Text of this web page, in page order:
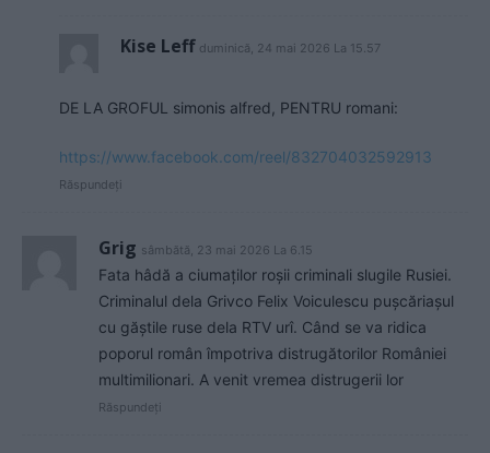
Kise Leff duminică, 24 mai 2026 La 15.57
DE LA GROFUL simonis alfred, PENTRU romani:
https://www.facebook.com/reel/832704032592913
Răspundeți
Grig sâmbătă, 23 mai 2026 La 6.15
Fata hâdă a ciumaților roșii criminali slugile Rusiei.
Criminalul dela Grivco Felix Voiculescu pușcăriașul
cu găștile ruse dela RTV urî. Când se va ridica
poporul român împotriva distrugătorilor României
multimilionari. A venit vremea distrugerii lor
Răspundeți